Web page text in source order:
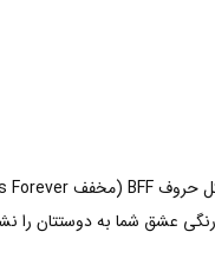
عشق شما به دوستتان را